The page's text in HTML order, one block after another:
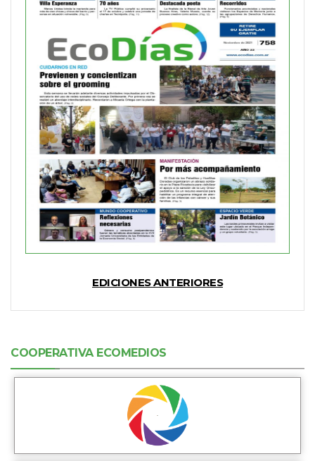
EDICIONES ANTERIORES
COOPERATIVA ECOMEDIOS